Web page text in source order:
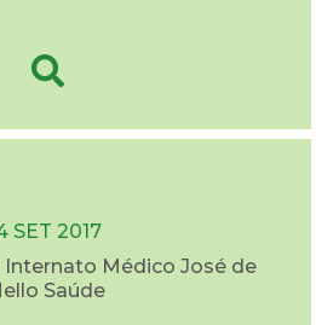
SET 2017
Internato Médico José de
Saúde